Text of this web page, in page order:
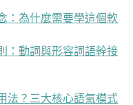
：為什麼需要學這個軟
：動詞與形容詞語幹接
法？三大核心語氣模式